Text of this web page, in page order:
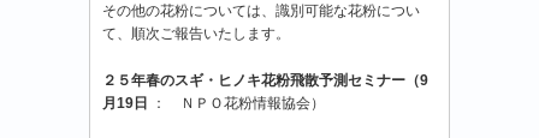
その他の花粉については、識別可能な花粉につい
て、順次ご報告いたします。
２５年春のスギ・ヒノキ花粉飛散予測セミナー（9
月19日 ： ＮＰＯ花粉情報協会）